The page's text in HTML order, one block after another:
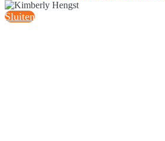
Sluiten